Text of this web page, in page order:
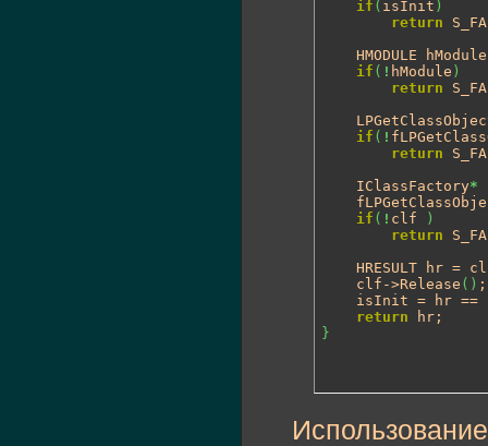
if ( isInit )
return
HMODULE
if ( ! hModule )
return
if ( !
return
	IClassFactory
*
if ( ! clf
)
return
HRESULT hr =
	clf->Release
( ) ;
return
}